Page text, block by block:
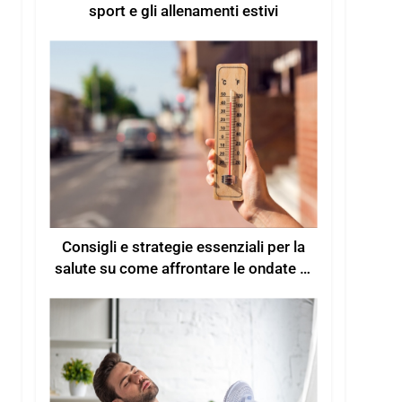
sport e gli allenamenti estivi
Consigli e strategie essenziali per la
salute su come affrontare le ondate di